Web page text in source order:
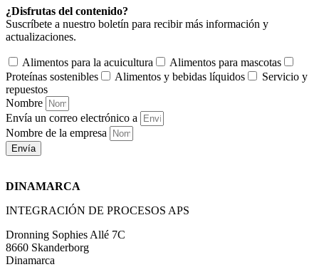
¿Disfrutas del contenido?
Suscríbete a nuestro boletín para recibir más información y
actualizaciones.
Alimentos para la acuicultura
Alimentos para mascotas
Proteínas sostenibles
Alimentos y bebidas líquidos
Servicio y
repuestos
Nombre
Envía un correo electrónico a
Nombre de la empresa
Envía
DINAMARCA
INTEGRACIÓN DE PROCESOS APS
Dronning Sophies Allé 7C
8660 Skanderborg
Dinamarca